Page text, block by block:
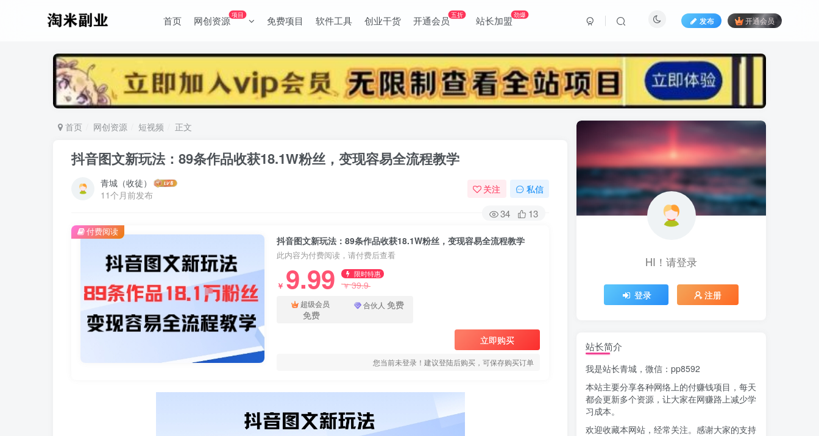
首页 网创资源项目 免费项目 软件工具 创业干货 开通会员五折 站长加盟劲爆
发布 开通会员
首页 网创资源 短视频 正文
抖音图文新玩法：89条作品收获18.1W粉丝，变现容易全流程教学
青城（收徒）
11个月前发布
关注 私信
34 13
抖音图文新玩法：89条作品收获18.1W粉丝，变现容易全流程教学
此内容为付费阅读，请付费后查看
￥ 9.99 限时特惠
￥39.9
超级会员
免费
合伙人 免费
立即购买
您当前未登录！建议登陆后购买，可保存购买订单
付费阅读
黑科技(1) 黑神话(1)
鱼塘起号(1) 魔兽亚服 魔兽(1)
高价女装(1) 骚气语音包(1) 驾校(2)
餐饮门店(1) 餐饮人(1)
风水教程
韩国动漫(1)
HI！请登录
登录 注册
站长简介
我是站长青城，微信：pp8592
本站主要分享各种网络上的付赚钱项目，每天
都会更新多个资源，让大家在网赚路上减少学
习成本。
欢迎收藏本网站，经常关注。感谢大家的支持